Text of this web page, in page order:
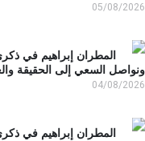
05/08/
المطران إبراهيم في ذكرى
السعي إلى الحقيقة
04/08/
المطران إبراهيم في ذكرى